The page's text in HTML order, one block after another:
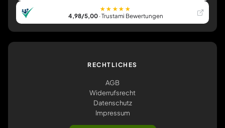
★★★★★
4,98/5,00· Trustami Bewertungen
RECHTLICHES
AGB
Widerrufsrecht
Datenschutz
Impressum